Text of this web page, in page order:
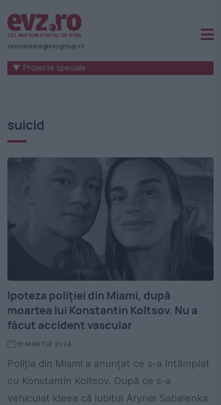
Știri
naționale
internaționale
-
Evenimentul
Zilei
coordonare@evzgroup.ro
▼ Proiecte speciale
suicid
Ipoteza poliției din Miami, după
moartea lui Konstantin Koltsov. Nu a
făcut accident vascular
19 MARTIE 2024
Poliția din Miami a anunțat ce s-a întâmplat
cu Konstantin Koltsov. După ce s-a
vehiculat ideea că iubitul Arynei Sabalenka